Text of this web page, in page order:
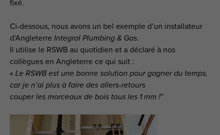
fixé.
Ci-dessous, nous avons un bel exemple d’un installateur
d’Angleterre Integral Plumbing & Gas.
Il utilise le RSWB au quotidien et a déclaré à nos
collègues en Angleterre ce qui suit :
« Le RSWB est une bonne solution pour gagner du temps,
car je n’ai plus à faire des allers-retours
couper les morceaux de bois tous les 1 mm !”